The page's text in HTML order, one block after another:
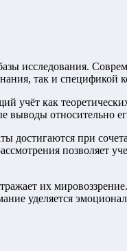
исследования.
так и спецификой
учёт как
относительно
достигаются при
позволяет
их
уделяется